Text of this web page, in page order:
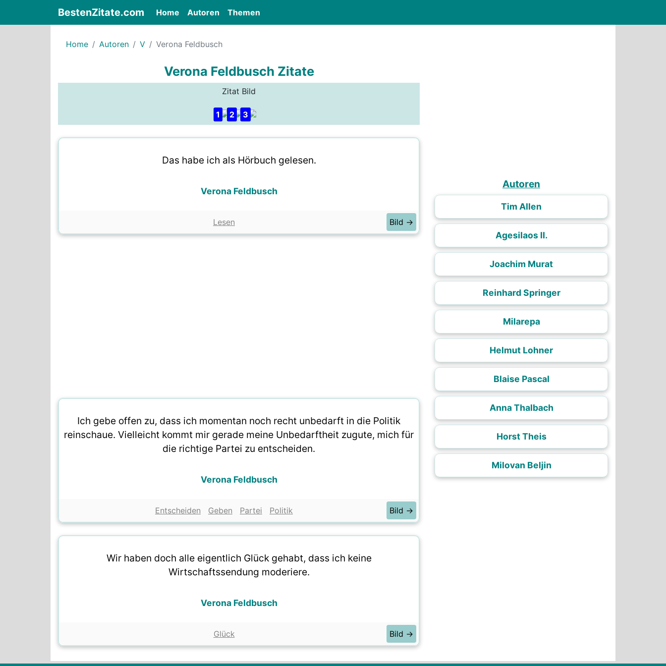
BestenZitate.com Home (current)
Autoren Themen
Home Autoren V Verona Feldbusch
Verona Feldbusch Zitate
Zitat Bild
1 2 3
Das habe ich als Hörbuch gelesen.
Verona Feldbusch
Lesen Bild →
Ich gebe offen zu, dass ich momentan noch recht unbedarft in die Politik
reinschaue. Vielleicht kommt mir gerade meine Unbedarftheit zugute, mich für
die richtige Partei zu entscheiden.
Verona Feldbusch
Entscheiden Geben Partei Politik Bild →
Wir haben doch alle eigentlich Glück gehabt, dass ich keine
Wirtschaftssendung moderiere.
Verona Feldbusch
Glück Bild →
Autoren
Tim Allen
Agesilaos II.
Joachim Murat
Reinhard Springer
Milarepa
Helmut Lohner
Blaise Pascal
Anna Thalbach
Horst Theis
Milovan Beljin